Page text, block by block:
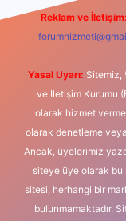
Reklam ve İletişim:
Yasal Uyarı: Sitemiz,
ve İletişim Kurumu
olarak hizmet
olarak denetleme
Ancak, üyelerimiz
siteye üye olarak bu
sitesi, herhangi bir
bulunmamaktadır.